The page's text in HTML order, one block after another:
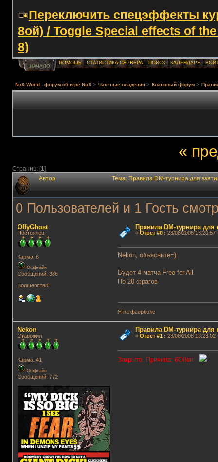
Переключить спецэффекты
8ой) / Toggle Special effects of
8)
НАЧАЛО
ПОМОЩЬ СТАТИСТИКА СЕРВЕРА ПОИСК КАЛЕНДАРЬ
NoX World - форум об игре NoX > Частные владения > Клановый форум >
«
Страниц: [1]
Автор Тема: Правила DM-турнира для
0 Пользователей и 1 Гость
OffyGhost
Постоялец
Карма: 6
Оффлайн
Сообщений: 386
Волшебство!
Правила DM-турнира для
« Ответ #0: 23/08/2008 13:20:57
Nekon, объясните=)
Будет 4 матча Free for All
По 20 фрагов
Я на фаерболе
Nekon
Старожил
Карма: 41
Оффлайн
Сообщений: 772
Правила DM-турнира для
« Ответ #1 : 23/08/2008 13:23:02
Закрыто. Причина: бОйан